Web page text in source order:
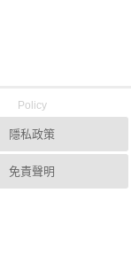
Policy
隱私政策
免責聲明